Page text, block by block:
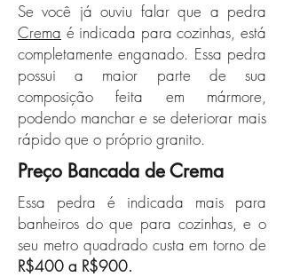
Preço Bancada de Crema
Essa pedra é indicada mais para
banheiros do que para cozinhas, e o
seu metro quadrado custa em torno de
R$400 a R$900.
Se você já ouviu falar que a pedra
Crema é indicada para cozinhas, está
completamente enganado. Essa pedra
possui a maior parte de sua
composição feita em mármore,
podendo manchar e se deteriorar mais
rápido que o próprio granito.